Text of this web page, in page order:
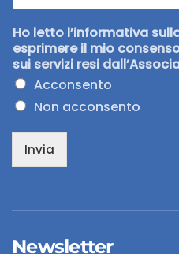
Ho letto l’informativa
esprimere il mio
sui servizi resi
Acconsento
Non acconsento
Invia
Newsletter